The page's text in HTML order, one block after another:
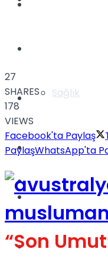
Sağlık
TV
Müzik
Sinema
Tatil
Spor
27
SHARES
178
VIEWS
Facebook'ta Paylaş
PaylaşWhatsApp'ta
“Son